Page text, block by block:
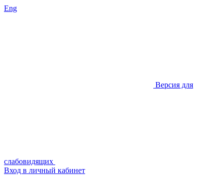
Eng
Версия для
слабовидящих
Вход в личный кабинет